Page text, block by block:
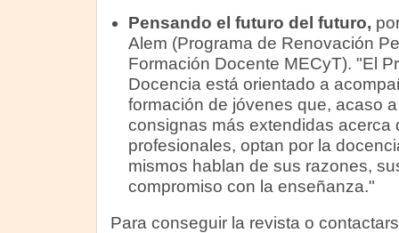
Pensando el futuro del futuro,
Alem (Programa de Renovación
Formación Docente MECyT). "El
Docencia está orientado a
formación de jóvenes que, acaso
consignas más extendidas acerca
profesionales, optan por la
mismos hablan de sus razones,
compromiso con la enseñanza."
Para conseguir la revista o